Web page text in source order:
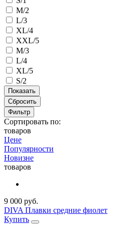
M/2
L/3
XL/4
XXL/5
M/3
L/4
XL/5
S/2
Сбросить
Фильтр
Сортировать по:
товаров
Цене
Популярности
Новизне
товаров
9 000 руб.
DIVA Плавки средние фиолет
Купить